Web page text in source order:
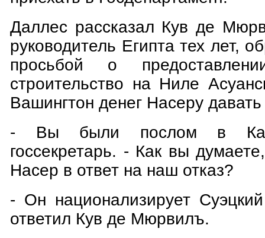
Даллес рассказал Кув де
руководитель Египта тех лет,
просьбой о
строительство на Ниле
Вашингтон денег Насеру
- Вы были послом в
госсекретарь. - Как вы
Насер в ответ на наш отказ?
- Он национализирует
ответил Кув де Мюрвилъ.